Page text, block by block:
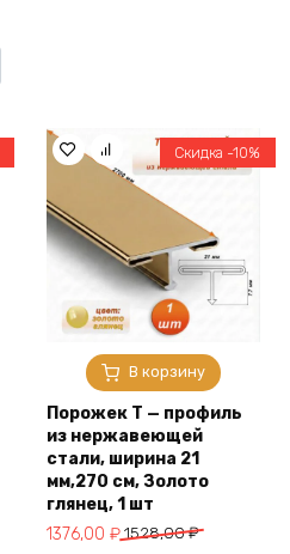
В корзину
Скидка -10%
Порожек Т — профиль
из нержавеющей
стали, ширина 21
мм,270 см, Золото
глянец, 1 шт
1528,00₽
Первоначальная
1376,00 ₽
Текущая